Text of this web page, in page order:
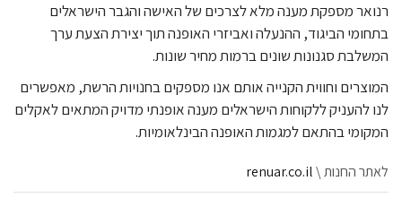
רנואר מספקת מענה מלא לצרכים של האישה והגבר הישראלים
בתחומי הביגוד, ההנעלה ואביזרי האופנה תוך יצירת הצעת ערך
המשלבת סגנונות שונים ברמות מחיר שונות.
המוצרים וחווית הקנייה אותם אנו מספקים בחנויות הרשת, מאפשרים
לנו להעניק ללקוחות הישראלים מענה אופנתי מדויק המתאים לאקלים
המקומי בהתאם למגמות האופנה הבינלאומיות.
לאתר החנות \renuar.co.il